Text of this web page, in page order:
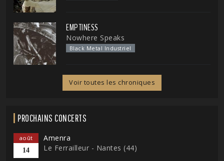
EMPTINESS
Nowhere Speaks
Black Metal Industriel
Voir toutes les chroniques
PROCHAINS CONCERTS
août
14
Amenra
Le Ferrailleur - Nantes (44)